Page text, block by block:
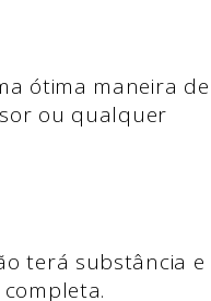
ótima maneira de
ou qualquer
terá substância e